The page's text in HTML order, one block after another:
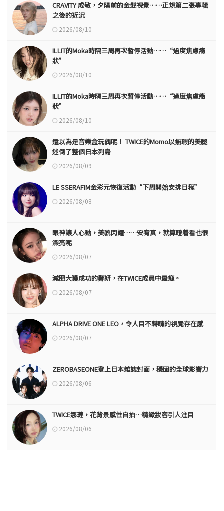
CRAVITY 成敏，夕陽前的金髮視覺……正規第二張專輯
之後的近況
2026/08/10
ILLIT的Moka時隔三周再次暫停活動……“過度焦慮癥
狀”
2026/08/10
ILLIT的Moka時隔三周再次暫停活動……“過度焦慮癥
狀”
2026/08/10
還以為是音樂盒玩偶呢！ TWICE的Momo以無瑕的美腿
迷倒了整個日本列島
2026/08/09
LE SSERAFIM金彩元恢復活動“下周開始安排日程”
2026/08/08
眼神讓人心動，美貌閃耀……安宥真，就算瞪着看也很
漂亮呢
2026/08/07
減肥大獲成功的鄭妍，在TWICE成員中最瘦。
2026/08/07
ALPHA DRIVE ONE LEO，令人目不轉睛的視覺存在感
2026/08/07
ZEROBASEONE登上日本雜誌封面，穩固的全球影響力
2026/08/06
TWICE娜璉，花背景感性自拍…精緻妝容引人注目
2026/08/06